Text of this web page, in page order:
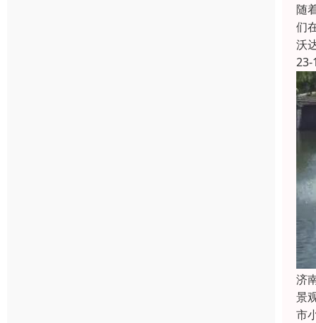
随
们
沃
23-
济
景
市